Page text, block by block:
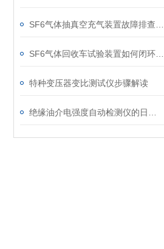
特种变压器变比测试仪步骤解读